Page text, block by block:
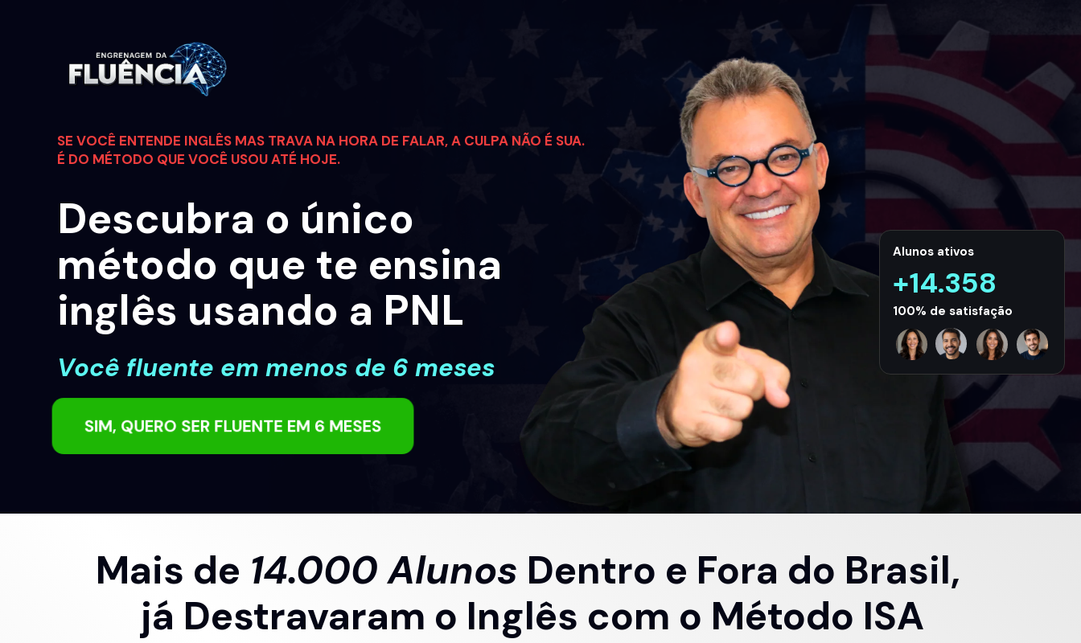
SE VOCÊ ENTENDE INGLÊS MAS TRAVA NA HORA DE FALAR, A CULPA NÃO É SUA.
É DO MÉTODO QUE VOCÊ USOU ATÉ HOJE.
Descubra o único
método que te ensina
inglês usando a PNL
Alunos ativos
+14.358
100% de satisfação
Você fluente em menos de 6 meses
SIM, QUERO SER FLUENTE EM 6 MESES
Mais de 14.000 Alunos Dentro e Fora do Brasil,
já Destravaram o Inglês com o Método ISA